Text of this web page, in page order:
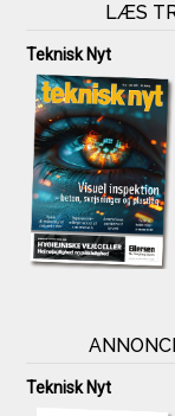
LÆS
Teknisk Nyt
Teknisk Nyt